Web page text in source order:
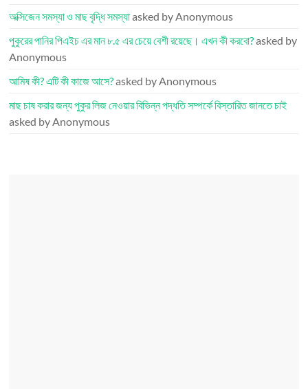
অক্সিজেন সমস্যা ও মাছ বৃদ্ধি সমস্যাasked by Anonymous
পুকুরের পানির পিএইচ এর মান ৮.৫ এর চেয়ে বেশী রয়েছে। এখন কী করবো?asked by
Anonymous
আমিষ কী? এটি কী কাজে আসে?asked by Anonymous
মাছ চাষ করার জন্য পুকুর লিজ নেওয়ার বিভিন্ন পদ্ধতি সম্পর্কে বিস্তারিত জানতে চাই
asked by Anonymous